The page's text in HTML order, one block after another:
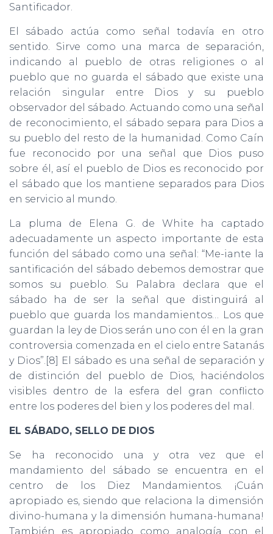
Santificador.
El sábado actúa como señal todavía en otro
sentido. Sirve como una marca de separación,
indicando al pueblo de otras religiones o al
pueblo que no guarda el sábado que existe una
relación singular entre Dios y su pueblo
observador del sábado. Actuando como una señal
de reconocimiento, el sábado separa para Dios a
su pueblo del resto de la humanidad. Como Caín
fue reconocido por una señal que Dios puso
sobre él, así el pueblo de Dios es reconocido por
el sábado que los mantiene separados para Dios
en servicio al mundo.
La pluma de Elena G. de White ha captado
adecuadamente un aspecto importante de esta
función del sábado como una señal: “Me-iante la
santificación del sábado debemos demostrar que
somos su pueblo. Su Palabra declara que el
sábado ha de ser la señal que distinguirá al
pueblo que guarda los mandamientos… Los que
guardan la ley de Dios serán uno con él en la gran
controversia comenzada en el cielo entre Satanás
y Dios”.[8] El sábado es una señal de separación y
de distinción del pueblo de Dios, haciéndolos
visibles dentro de la esfera del gran conflicto
entre los poderes del bien y los poderes del mal.
EL SÁBADO, SELLO DE DIOS
Se ha reconocido una y otra vez que el
mandamiento del sábado se encuentra en el
centro de los Diez Mandamientos. ¡Cuán
apropiado es, siendo que relaciona la dimensión
divino-humana y la dimensión humana-humana!
También es apropiado como analogía con el